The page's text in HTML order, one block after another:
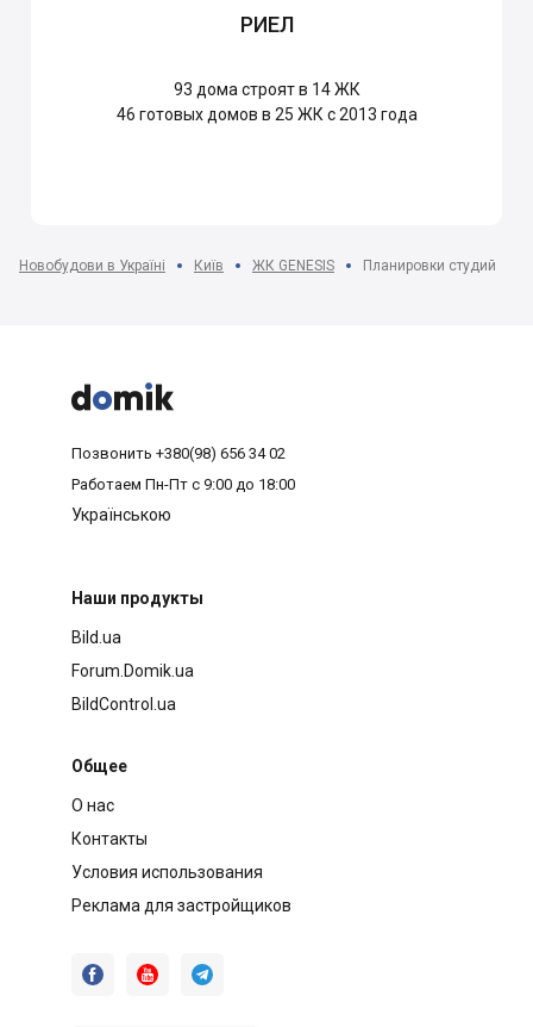
РИЕЛ
93 дома строят в 14 ЖК
46 готовых домов в 25 ЖК с 2013 года
Новобудови в Україні Київ ЖК GENESIS Планировки студий



Позвонить +380(98) 656 34 02
Работаем Пн-Пт с 9:00 до 18:00
Українською
Наши продукты
Bild.ua
Forum.Domik.ua
BildControl.ua
Общее
О нас
Контакты
Условия использования
Реклама для застройщиков
  